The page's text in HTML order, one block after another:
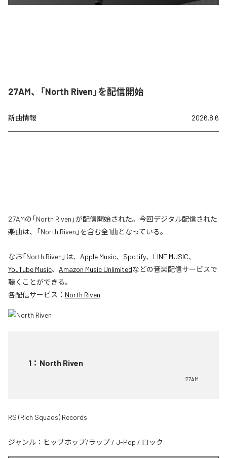
27AM、「North Riven」を配信開始
新曲情報 2026.8.6
27AMの「North Riven」が配信開始された。今回デジタル配信された
楽曲は、「North Riven」を含む全1曲となっている。
なお「North Riven 」は、 Apple Music、 Spotify、 LINE MUSIC、
YouTube Music、 Amazon Music Unlimitedなどの音楽配信サービスで
聴くことができる。
各配信サービス： North Riven
1 ： North Riven
27AM
RS (Rich Squads) Records
ジャンル： ヒップホップ/ラップ / J-Pop / ロック